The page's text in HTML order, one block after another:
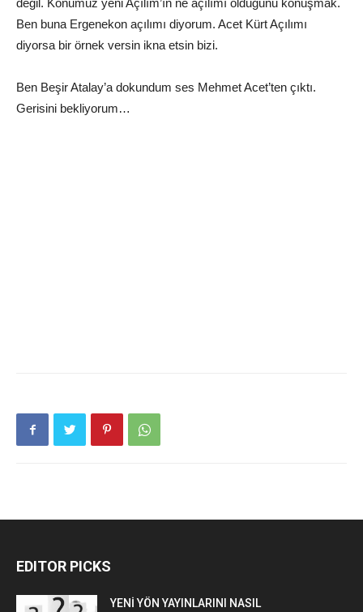
değil. Konumuz yeni Açılım’ın ne açılımı olduğunu konuşmak.
Ben buna Ergenekon açılımı diyorum. Acet Kürt Açılımı
diyorsa bir örnek versin ikna etsin bizi.
Ben Beşir Atalay’a dokundum ses Mehmet Acet’ten çıktı.
Gerisini bekliyorum…
EDITOR PICKS
YENİ YÖN YAYINLARINI NASIL